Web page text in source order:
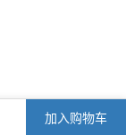
加入购物车